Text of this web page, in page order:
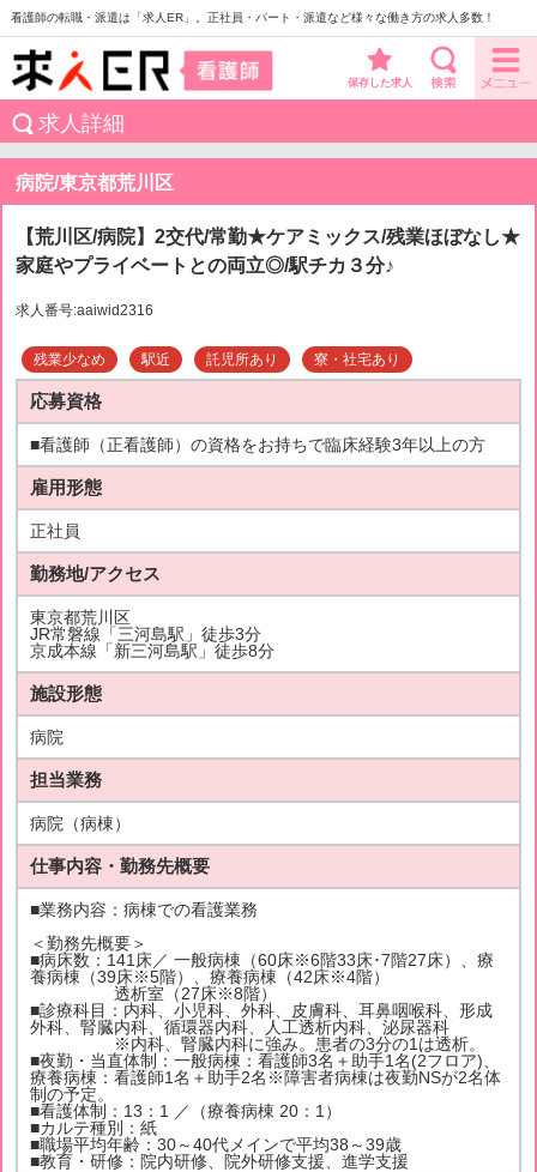
看護師の転職・派遣は「求人ER」。正社員・パート・派遣など様々な働き方の求人多数！
保存した求人
求人詳細
病院/東京都荒川区
【荒川区/病院】2交代/常勤★ケアミックス/残業ほぼなし★
家庭やプライベートとの両立◎/駅チカ３分♪
求人番号:aaiwid2316
残業少なめ 駅近 託児所あり 寮・社宅あり
応募資格
■看護師（正看護師）の資格をお持ちで臨床経験3年以上の方
雇用形態
正社員
勤務地/アクセス
東京都荒川区
JR常磐線「三河島駅」徒歩3分
京成本線「新三河島駅」徒歩8分
施設形態
病院
担当業務
病院（病棟）
仕事内容・勤務先概要
■業務内容：病棟での看護業務
＜勤務先概要＞
■病床数：141床／ 一般病棟（60床※6階33床･7階27床）、療
養病棟（39床※5階）、療養病棟（42床※4階）
透析室（27床※8階）
■診療科目：内科、小児科、外科、皮膚科、耳鼻咽喉科、形成
外科、腎臓内科、循環器内科、人工透析内科、泌尿器科
※内科、腎臓内科に強み。患者の3分の1は透析。
■夜勤・当直体制：一般病棟：看護師3名＋助手1名(2フロア)、
療養病棟：看護師1名＋助手2名※障害者病棟は夜勤NSが2名体
制の予定。
■看護体制：13：1 ／（療養病棟 20：1）
■カルテ種別：紙
■職場平均年齢：30～40代メインで平均38～39歳
■教育・研修：院内研修、院外研修支援、進学支援